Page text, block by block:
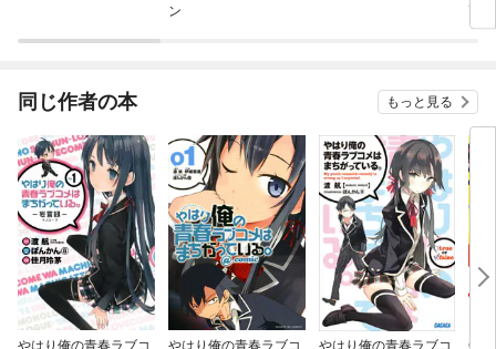
ン
画
で
同じ作者の本 もっと見る
やはり俺の青春ラブコ
やはり俺の青春ラブコ
やはり俺の青春ラブコ